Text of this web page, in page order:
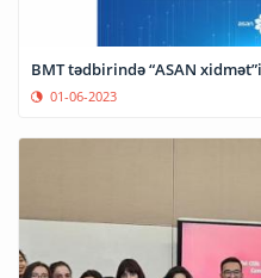
BMT tədbirində “ASAN
01-06-2023